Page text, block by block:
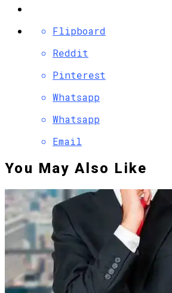
Flipboard
Reddit
Pinterest
Whatsapp
Whatsapp
Email
You May Also Like